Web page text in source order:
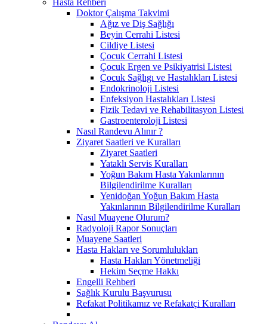
Doktor Çalışma Takvimi
Ağız ve Diş Sağlığı
Beyin Cerrahi Listesi
Cildiye Listesi
Çocuk Cerrahi Listesi
Çocuk Ergen ve Psikiyatrisi Listesi
Çocuk Sağlıgı ve Hastalıkları Listesi
Endokrinoloji Listesi
Enfeksiyon Hastalıkları Listesi
Fizik Tedavi ve Rehabilitasyon Listesi
Gastroenteroloji Listesi
Nasıl Randevu Alınır ?
Ziyaret Saatleri ve Kuralları
Ziyaret Saatleri
Yataklı Servis Kuralları
Yoğun Bakım Hasta Yakınlarının
Bilgilendirilme Kuralları
Yenidoğan Yoğun Bakım Hasta
Yakınlarının Bilgilendirilme Kuralları
Nasıl Muayene Olurum?
Radyoloji Rapor Sonuçları
Muayene Saatleri
Hasta Hakları ve Sorumlulukları
Hasta Hakları Yönetmeliği
Hekim Seçme Hakkı
Engelli Rehberi
Sağlık Kurulu Başvurusu
Refakat Politikamız ve Refakatçi Kuralları